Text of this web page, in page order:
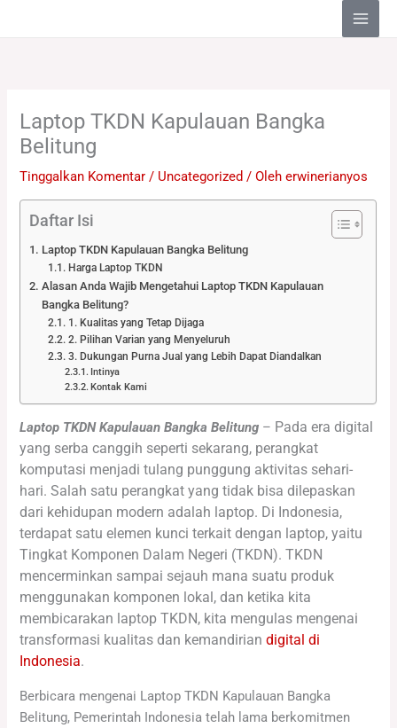
Laptop TKDN Kapulauan Bangka
Belitung
Tinggalkan Komentar / Uncategorized / Oleherwinerianyos
Daftar Isi
Laptop TKDN Kapulauan Bangka Belitung
Harga Laptop TKDN
Alasan Anda Wajib Mengetahui Laptop TKDN Kapulauan
Bangka Belitung?
1. Kualitas yang Tetap Dijaga
2. Pilihan Varian yang Menyeluruh
3. Dukungan Purna Jual yang Lebih Dapat Diandalkan
Intinya
Kontak Kami
Laptop TKDN Kapulauan Bangka Belitung – Pada era digital
yang serba canggih seperti sekarang, perangkat
komputasi menjadi tulang punggung aktivitas sehari-
hari. Salah satu perangkat yang tidak bisa dilepaskan
dari kehidupan modern adalah laptop. Di Indonesia,
terdapat satu elemen kunci terkait dengan laptop, yaitu
Tingkat Komponen Dalam Negeri (TKDN). TKDN
mencerminkan sampai sejauh mana suatu produk
menggunakan komponen lokal, dan ketika kita
membicarakan laptop TKDN, kita mengulas mengenai
transformasi kualitas dan kemandiriandigital di
Indonesia.
Berbicara mengenai Laptop TKDN Kapulauan Bangka
Belitung, Pemerintah Indonesia telah lama berkomitmen